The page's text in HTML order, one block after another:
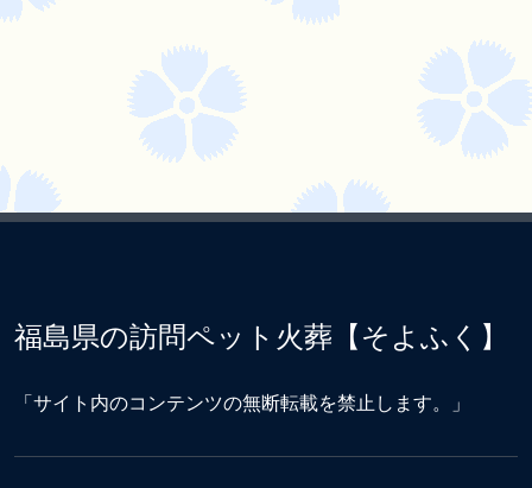
福島県の訪問ペット火葬【そよふく】
「サイト内のコンテンツの無断転載を禁止します。」